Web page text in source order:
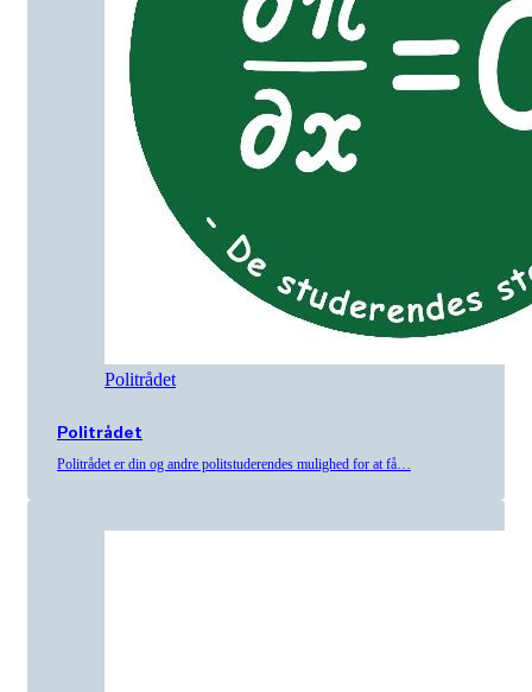
Politrådet
Politrådet
Politrådet er din og andre politstuderendes mulighed for at få…